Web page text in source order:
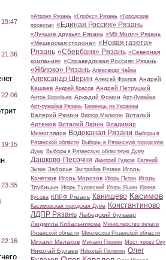
«Атрон» Рязань «Глобус» Рязань «Городские
проекты» «Единая Россия» Рязань
«Лучшие друзья» Рязань «М5 Молл» Рязань
«Мещерская сторона» «Новая газета»
Рязань «Сбербанк» Рязань «Северная
компания» «Справедливая Россия» Рязань
«Яблоко» Рязань Александр Чайка
Александр Шерин Алексей Фролов Андрей
Кашаев Андрей Красов Андрей Петруцкий
Антон Воробьев Аркадий Фомин Арт-Лужайка
Арт-лужайка Рязань Беженцы из Украины
Валерий Рюмин Виктор Малюгин Виталий
Артемов Виталий Ларин Владимир
Мимоглядов Водоканал Рязани Выборы в
Рязанской области Выборы в Рязанскую городскую
Думу Выборы в Рязанскую областную Думу
Дашково-Песочня Дмитрий Гудков Евгений
Зызин Заборье Застройка Рязани Игорь
Кочетков Игорь Морозов Игорь Путин Игорь
Трубицын Игорь Туровский Игорь Яшин Ирина
Кусова КПРФ Рязань Канищево Касимов
Касимовская городская Дума Константиново
ЛДПР Рязань Лыбедский бульвар
Людмила Кибальникова Министерство печати
Рязанской области Минлесхоз Рязанской области
Михаил Малахов Михаил Пронин Мост через Оку
Николай Булаев Николай Пилюгин Олег